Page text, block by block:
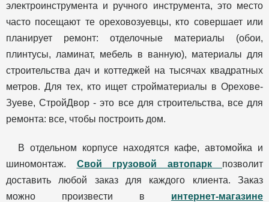
электроинструмента и ручного инструмента, это место
часто посещают те ореховозуевцы, кто совершает или
планирует ремонт: отделочные материалы (обои,
плинтусы, ламинат, мебель в ванную), материалы для
строительства дач и коттеджей на тысячах квадратных
метров. Для тех, кто ищет стройматериалы в Орехове-
Зуеве, СтройДвор - это все для строительства, все для
ремонта: все, чтобы построить дом.
В отдельном корпусе находятся кафе, автомойка и
шиномонтаж. Свой грузовой автопарк позволит
доставить любой заказ для каждого клиента. Заказ
можно произвести в интернет-магазине